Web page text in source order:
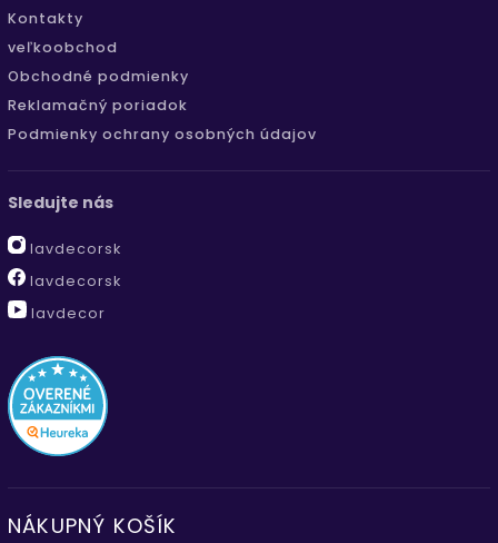
Kontakty
veľkoobchod
Obchodné podmienky
Reklamačný poriadok
Podmienky ochrany osobných údajov
Sledujte nás
lavdecorsk
lavdecorsk
lavdecor
NÁKUPNÝ KOŠÍK